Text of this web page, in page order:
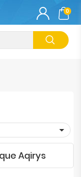
0

Aqirys